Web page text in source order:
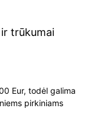
trūkumai
Eur, todėl galima
pirkiniams